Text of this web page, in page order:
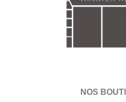
NOS